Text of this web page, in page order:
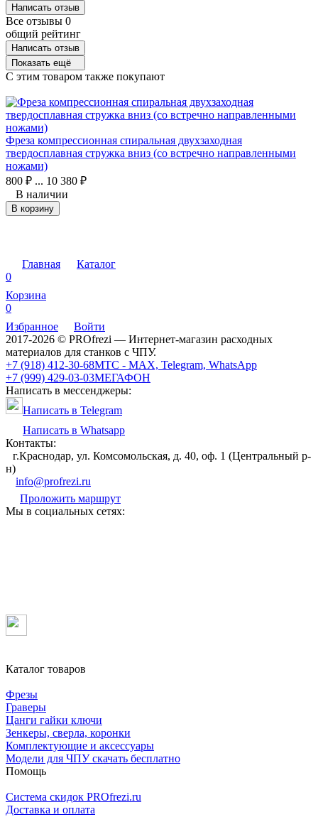
Написать отзыв
Все отзывы 0
общий рейтинг
Написать отзыв
Показать ещё
C этим товаром также покупают
Фреза компрессионная спиральная двухзаходная
твердосплавная стружка вниз (со встречно направленными
ножами)
800 ₽ ... 10 380 ₽
В наличии
В корзину
Главная
Каталог
0
Корзина
0
Избранное
Войти
2017-2026 © PROfrezi — Интернет-магазин расходных
материалов для станков с ЧПУ.
+7 (918) 412-30-68МТС - MAX, Telegram, WhatsApp
+7 (999) 429-03-03МЕГАФОН
Написать в мессенджеры:
Написать в Telegram
Написать в Whatsapp
Контакты:
г.Краснодар, ул. Комсомольская, д. 40, оф. 1 (Центральный р-
н)
info@profrezi.ru
Проложить маршрут
Мы в социальных сетях:
Каталог товаров
Фрезы
Граверы
Цанги гайки ключи
Зенкеры, сверла, коронки
Комплектующие и аксессуары
Модели для ЧПУ скачать бесплатно
Помощь
Система скидок PROfrezi.ru
Доставка и оплата